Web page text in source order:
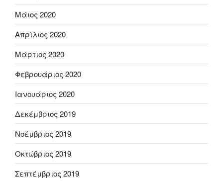
Μάιος 2020
Απρίλιος 2020
Μάρτιος 2020
Φεβρουάριος 2020
Ιανουάριος 2020
Δεκέμβριος 2019
Νοέμβριος 2019
Οκτώβριος 2019
Σεπτέμβριος 2019